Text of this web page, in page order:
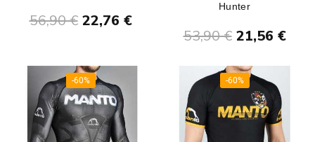
56,90 € 22,76 €
Hunter
53,90 € 21,56 €
-60% -60%